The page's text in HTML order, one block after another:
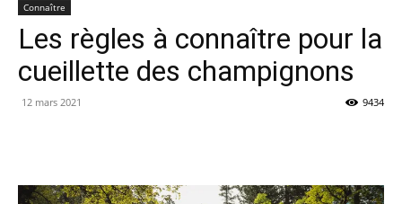
Connaître
Les règles à connaître pour la
cueillette des champignons
12 mars 2021 9434